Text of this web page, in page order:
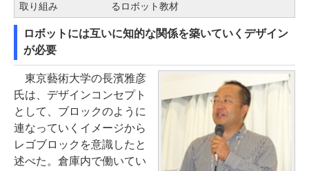
取り組み
るロボット教材
ロボットには互いに知的な関係を築いていくデザイン
が必要
東京藝術大学の長濱雅彦
氏は、デザインコンセプト
として、ブロックのように
連なっていくイメージから
レゴブロックを意識したと
述べた。倉庫内で働いてい